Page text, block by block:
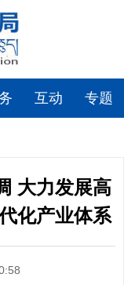
互动 专题
大力发展高
化产业体系